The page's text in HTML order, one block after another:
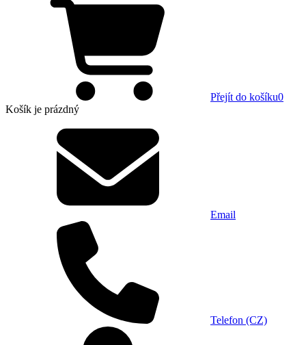
Přejít do košíku0
Košík je prázdný
Email
Telefon (CZ)